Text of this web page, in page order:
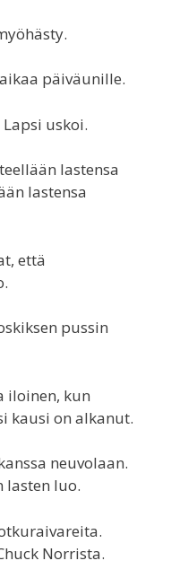
päiväunille.
uskoi.
lastensa
lastensa
että
pussin
iloinen, kun
kausi on alkanut.
neuvolaan.
lasten luo.
Norrista.